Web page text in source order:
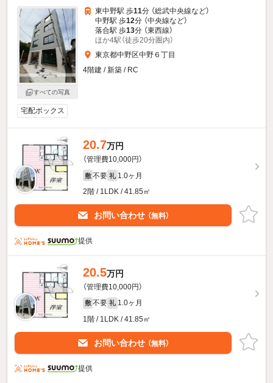
すべての写真
東中野駅 歩11分 （総武中央線など）
中野駅 歩12分 （中央線など）
落合駅 歩13分 （東西線）
ほか4駅（徒歩20分圏内）
東京都中野区中野６丁目
4階建 / 新築 / RC
宅配ボックス
20.7万円
（管理費10,000円）
敷 不要 礼 1.0ヶ月
2階 / 1LDK / 41.85㎡
お問い合わせ （無料）
提供
20.5万円
（管理費10,000円）
敷 不要 礼 1.0ヶ月
1階 / 1LDK / 41.85㎡
お問い合わせ （無料）
提供